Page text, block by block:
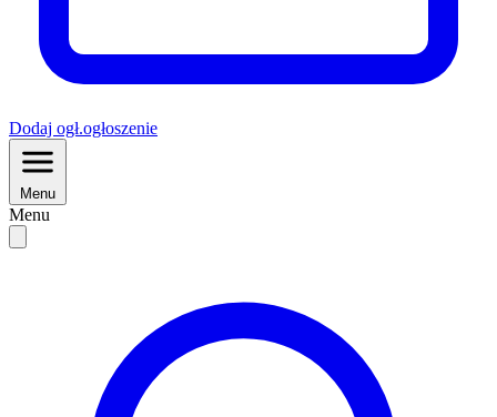
Dodaj ogł.ogłoszenie
Menu
Menu